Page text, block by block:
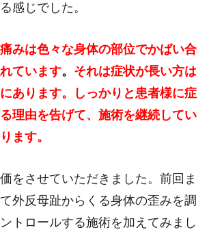
感じでした。
みは色々な身体の部位でかばい合
ています。 それは症状が長い方は
あります。しっかりと患者様に症
理由を告げて、施術を継続してい
ます。
をさせていただきました。前回ま
外反母趾からくる身体の歪みを調
トロールする施術を加えてみまし